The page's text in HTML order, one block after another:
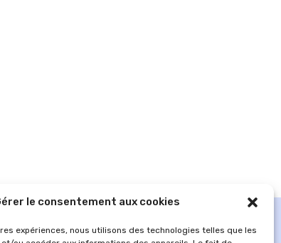
le consentement aux cookies
expériences, nous utilisons des technologies telles que les